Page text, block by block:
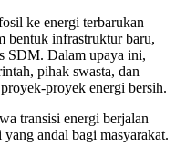
ke energi terbarukan
bentuk infrastruktur baru,
SDM. Dalam upaya ini,
pihak swasta, dan
proyek energi bersih.
transisi energi berjalan
andal bagi masyarakat.